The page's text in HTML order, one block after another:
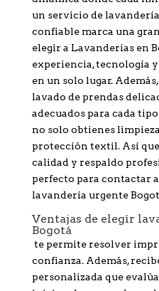
un servicio de
confiable marca una
elegir a Lavanderías en
experiencia, tecnología
en un solo lugar.
lavado de prendas
adecuados para cada
no solo obtienes
protección textil. Así
calidad y respaldo
perfecto para contactar
lavandería urgente
Ventajas de elegir
Bogotá
te permite resolver
confianza. Además,
personalizada que